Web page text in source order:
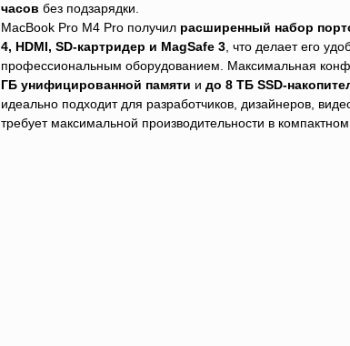
часов без подзарядки.
MacBook Pro M4 Pro получил расширенный набор
4, HDMI, SD-картридер и MagSafe 3, что делает его
профессиональным оборудованием. Максимальная
ГБ унифицированной памяти и до 8 ТБ SSD-
идеально подходит для разработчиков, дизайнеров,
требует максимальной производительности в